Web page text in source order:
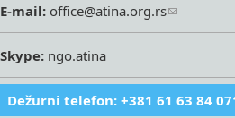
E-mail: office@atina.org.rs
Skype: ngo.atina
Dežurni telefon: +381 61 63 84